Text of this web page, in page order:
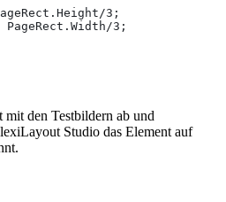
3;
3;
den Testbildern ab und
Studio das Element auf